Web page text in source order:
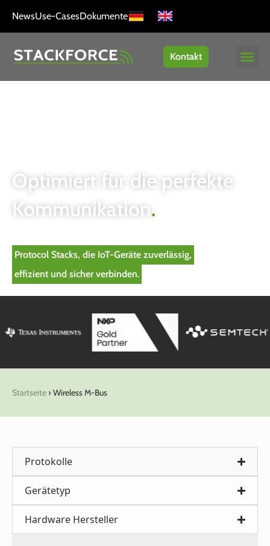
NewsUse-CasesDokumente
Kontakt
Optimiert für die perfekte
Kommunikation.
Protocol Stacks, die IoT-Geräte zuverlässig,
effizient und sicher verbinden.
Startseite › Wireless M-Bus
Protokolle
Gerätetyp
Hardware Hersteller